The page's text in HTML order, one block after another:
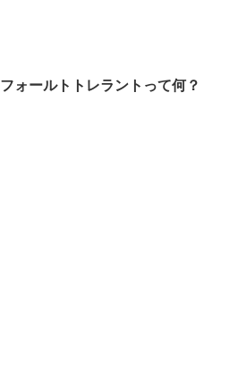
フォールトトレラントって何？